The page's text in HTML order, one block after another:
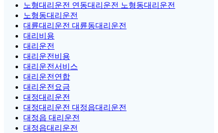
노형대리운전 연동대리운전 노형동대리운전
노형동대리운전
대륜대리운전 대륜동대리운전
대리비용
대리운전
대리운전비용
대리운전서비스
대리운전연합
대리운전요금
대정대리운전
대정대리운전 대정읍대리운전
대정읍 대리운전
대정읍대리운전